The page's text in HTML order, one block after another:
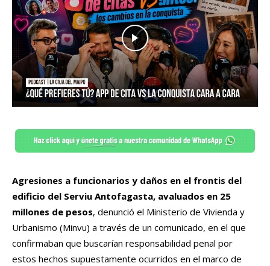
Agresiones a funcionarios y daños en el frontis del
edificio del Serviu Antofagasta, avaluados en 25
millones de pesos, denunció el Ministerio de Vivienda y
Urbanismo (Minvu) a través de un comunicado, en el que
confirmaban que buscarían responsabilidad penal por
estos hechos supuestamente ocurridos en el marco de